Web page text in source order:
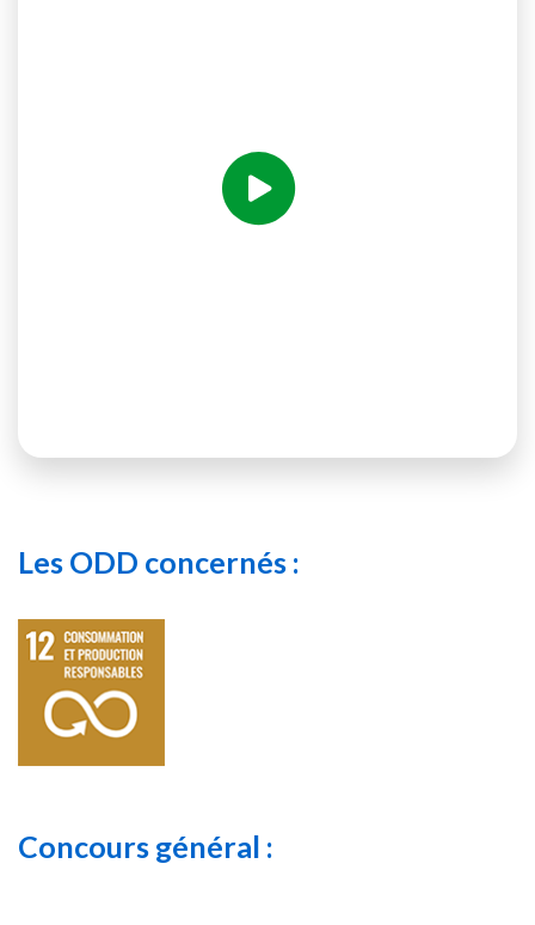
Les ODD concernés :
Concours général :